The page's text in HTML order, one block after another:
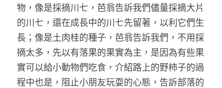
物，像是採摘川七，芭翁告訴我們儘量採摘大片
的川七，還在成長中的川七先留著，以利它們生
長；像是土肉桂的種子，芭翁告訴我們，不用採
摘太多，先以有落果的果實為主，是因為有些果
實可以給小動物們吃食，介紹路上的野柿子的過
程中也是，阻止小朋友玩耍的心態，告訴部落的